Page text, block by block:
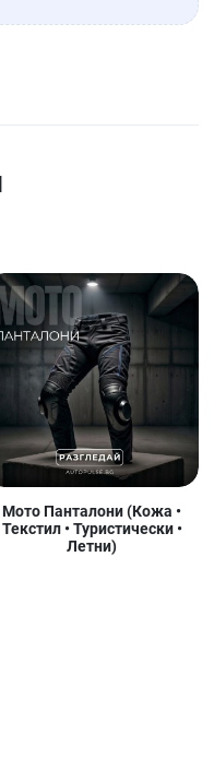
Мото Панталони (Кожа •
Текстил • Туристически •
Летни)